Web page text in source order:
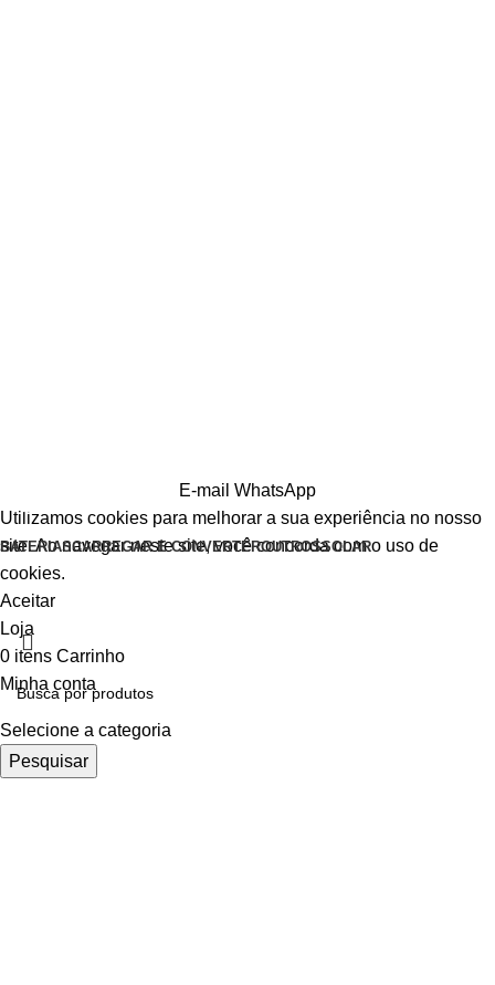
BATERIASCARREGAR E CONVERTEROUTROSSOLAR
E-mail WhatsApp
Utilizamos cookies para melhorar a sua experiência no nosso
site. Ao navegar neste site, você concorda com o uso de
cookies.
Aceitar
Selecione a categoria
Pesquisar
Loja
0 itens Carrinho
Minha conta